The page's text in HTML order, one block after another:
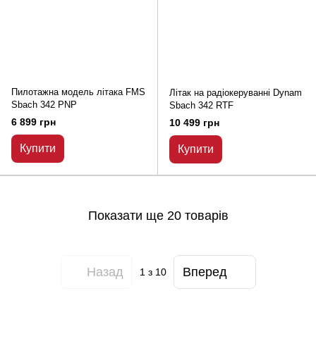
Пилотажна модель літака FMS
Sbach 342 PNP
6 899 грн
Купити
Літак на радіокеруванні Dynam
Sbach 342 RTF
10 499 грн
Купити
Показати ще 20 товарів
Назад 1з 10 Вперед